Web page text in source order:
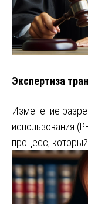
Экспертиза
Изменение
использования
процесс,